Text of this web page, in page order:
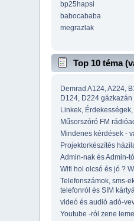
bp25hapsi
babocababa
megrazlak
Top 10 téma
Demrad A124, A224,
D124, D224 gázkazán
Linkek,
Műsorszóró FM
Mindenes kérdések -
Projektorkészítés
Admin-nak és Admin-tól
Wifi hol olcsó és jó ?
Telefonszámok, sms-
telefonról és SIM
videó és audió adó-
Youtube -ról zene